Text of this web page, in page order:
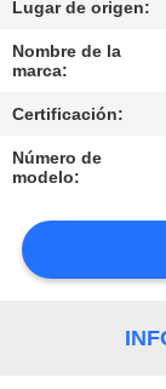
CALIDAD
EN
CON
Lugar de origen:
Nombre de la
marca:
Certificación:
Número de
modelo: